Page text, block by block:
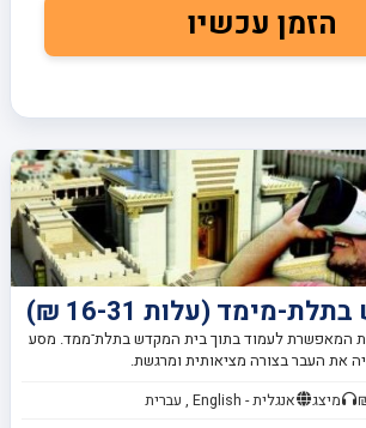
הזמן עכשיו
מימד (עלות 16-31 ₪)
המאפשרת לעמוד בתוך בית המקדש בתלת־ממד. מסע
את העבר בצורה מציאותית ומרגשת.
מיצג
אנגלית - English , עברית